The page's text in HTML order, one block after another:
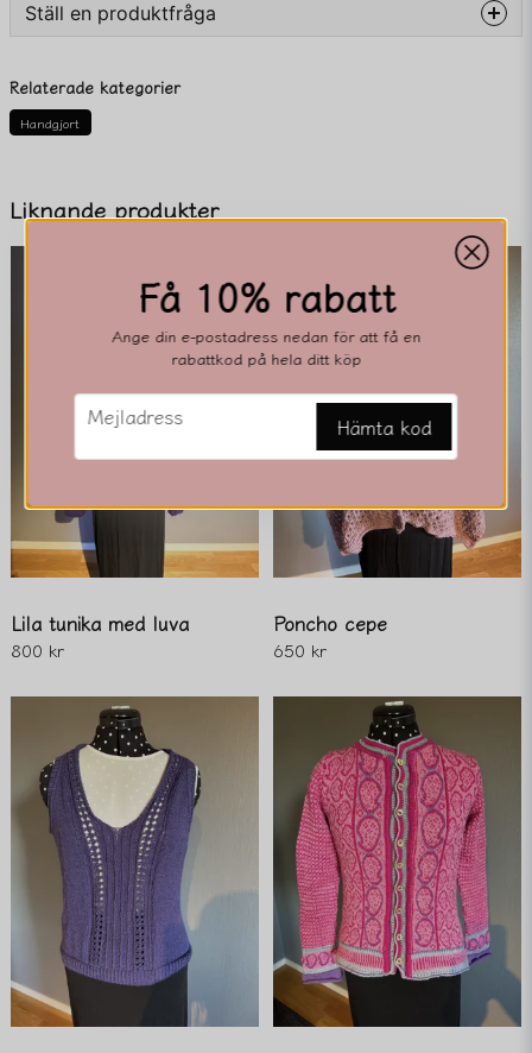
Liknande produkter
Lila tunika med luva
800 kr
Poncho cepe
650 kr
Ställ en produktfråga
Fråga oss något om denna produkten...
Namn
Ja, ni får publicera min fråga
Skicka fråga
Relaterade kategorier
Handgjort
Få 10% rabatt
Ange din e-postadress nedan för att få en
rabattkod på hela ditt köp
email
Mejladress Hämta kod